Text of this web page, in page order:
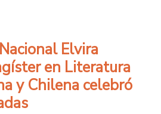
Elvira
en Literatura
y Chilena celebró